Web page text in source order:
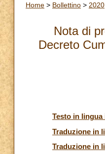
Home > Bollettino > 2020
Nota di
Decreto
Testo in lingua
Traduzione in
Traduzione in